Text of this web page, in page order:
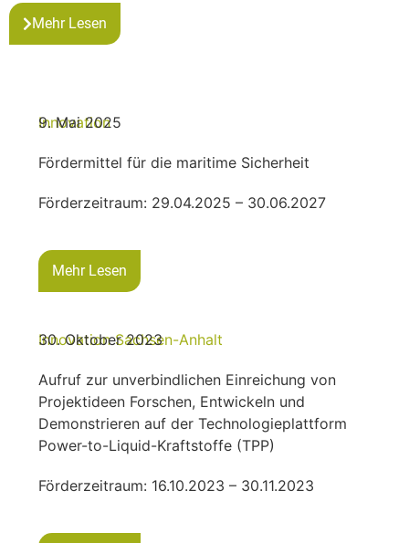
Mehr Lesen
Innovation
9. Mai 2025
Fördermittel für die maritime Sicherheit
Förderzeitraum: 29.04.2025 – 30.06.2027
Mehr Lesen
Innovation Sachsen-Anhalt
30. Oktober 2023
Aufruf zur unverbindlichen Einreichung von
Projektideen Forschen, Entwickeln und
Demonstrieren auf der Technologieplattform
Power-to-Liquid-Kraftstoffe (TPP)
Förderzeitraum: 16.10.2023 – 30.11.2023